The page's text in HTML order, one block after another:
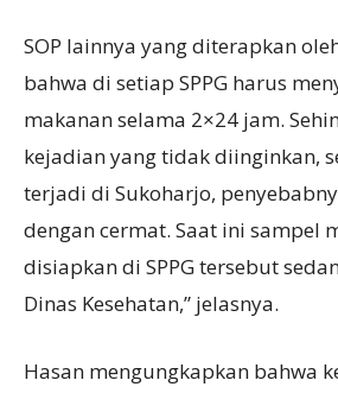
SOP lainnya yang diterapkan
bahwa di setiap SPPG harus
makanan selama 2×24 jam.
kejadian yang tidak diinginkan,
terjadi di Sukoharjo,
dengan cermat. Saat ini sampel
disiapkan di SPPG tersebut
Dinas Kesehatan,” jelasnya.
Hasan mengungkapkan bahwa